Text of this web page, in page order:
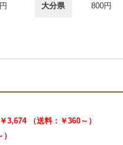
大分県 800円
￥3,674 （送料：￥360～）